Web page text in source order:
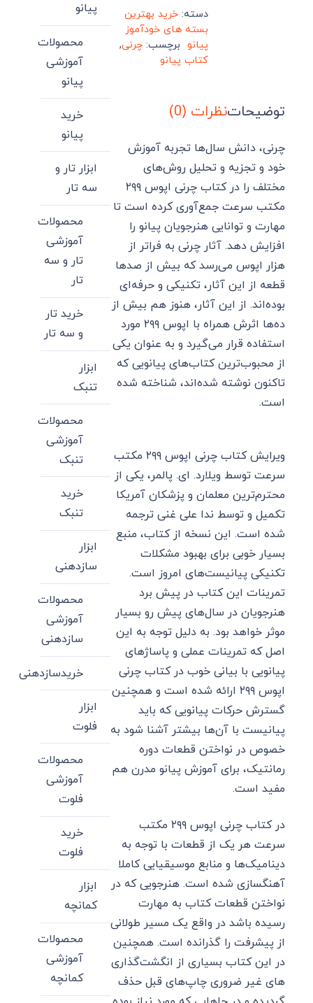
دسته:خرید بهترین
بسته های خودآموز
پیانو برچسب: چرنی,
کتاب پیانو
توضیحاتنظرات (0)
چرنی، دانش سال‌ها تجربه آموزش
خود و تجزیه و تحلیل روش‌های
مختلف را در کتاب چرنی اپوس ۲۹۹
مکتب سرعت جمع‌آوری کرده است تا
مهارت و توانایی هنرجویان پیانو را
افزایش دهد. آثار چرنی به فراتر از
هزار اپوس می‌رسد که بیش از صدها
قطعه از این آثار، تکنیکی و حرفه‌ای
بوده‌اند. از این آثار، هنوز هم بیش از
ده‌ها اثرش همراه با اپوس ۲۹۹ مورد
استفاده قرار می‌گیرد و به عنوان یکی
از محبوب‌ترین کتاب‌های پیانویی که
تاکنون نوشته شده‌اند، شناخته شده
است.
ویرایش کتاب چرنی اپوس ۲۹۹ مکتب
سرعت توسط ویلارد. ای. پالمر، یکی از
محترم‌ترین معلمان و پزشکان آمریکا
تکمیل و توسط ندا علی غنی ترجمه
شده است. این نسخه از کتاب، منبع
بسیار خوبی برای بهبود مشکلات
تکنیکی پیانیست‌های امروز است.
تمرینات این کتاب در پیش برد
هنرجویان در سال‌های پیش رو بسیار
موثر خواهد بود. به دلیل توجه به این
اصل که تمرینات عملی و پاساژهای
پیانویی با بیانی خوب در کتاب چرنی
اپوس ۲۹۹ ارائه شده است و همچنین
گسترش حرکات پیانویی که باید
پیانیست با آن‌ها بیشتر آشنا شود به
خصوص در نواختن قطعات دوره
رمانتیک، برای آموزش پیانو مدرن هم
مفید است.
در کتاب چرنی اپوس ۲۹۹ مکتب
سرعت هر یک از قطعات با توجه به
دینامیک‌ها و منابع موسیقیایی کاملا
آهنگسازی شده است. هنرجویی که در
نواختن قطعات کتاب به مهارت
رسیده باشد در واقع یک مسیر طولانی
از پیشرفت را گذرانده است. همچنین
در این کتاب بسیاری از انگشت‌گذاری
های غیر ضروری چاپ‌های قبل حذف
پیانو
محصولات
آموزشی
پیانو
خرید
پیانو
ابزار تار و
سه تار
محصولات
آموزشی
تار و سه
تار
خرید تار
و سه تار
ابزار
تنبک
محصولات
آموزشی
تنبک
خرید
تنبک
ابزار
سازدهنی
محصولات
آموزشی
سازدهنی
خریدسازدهنی
ابزار
فلوت
محصولات
آموزشی
فلوت
خرید
فلوت
ابزار
کمانچه
محصولات
آموزشی
کمانچه